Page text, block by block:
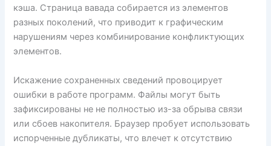
кэша. Страница вавада собирается из элементов
разных поколений, что приводит к графическим
нарушениям через комбинирование конфликтующих
элементов.
Искажение сохраненных сведений провоцирует
ошибки в работе программ. Файлы могут быть
зафиксированы не не полностью из-за обрыва связи
или сбоев накопителя. Браузер пробует использовать
испорченные дубликаты, что влечет к отсутствию